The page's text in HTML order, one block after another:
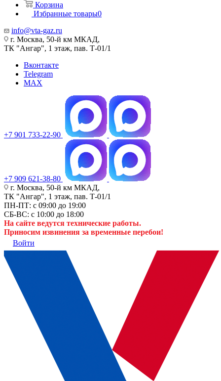
Корзина
Избранные товары0
info@vta-gaz.ru
г. Москва, 50-й км МКАД,
ТК "Ангар", 1 этаж, пав. Т-01/1
Вконтакте
Telegram
MAX
+7 901 733-22-90
+7 909 621-38-80
г. Москва, 50-й км МКАД,
ТК "Ангар", 1 этаж, пав. Т-01/1
ПН-ПТ: с 09:00 до 19:00
СБ-ВС: с 10:00 до 18:00
На сайте ведутся технические работы.
Приносим извинения за временные перебои!
Войти